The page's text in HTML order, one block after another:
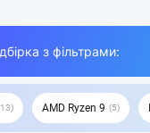
з фільтрами:
13 AMD Ryzen 9 5